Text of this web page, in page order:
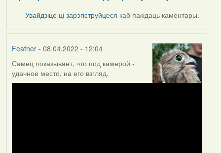
Увайдзіце цізарэгіструйцеся каб пакідаць каментары.
Feather- 08.04.2022 - 12:04
Самец показывает, что под камерой -
удачное место, на его взгляд.